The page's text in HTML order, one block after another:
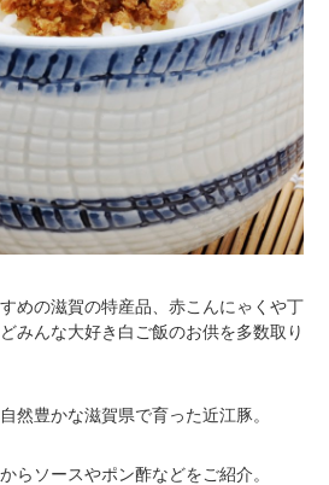
めの滋賀の特産品、赤こんにゃくや丁
みんな大好き白ご飯のお供を多数取り
然豊かな滋賀県で育った近江豚。
らソースやポン酢などをご紹介。